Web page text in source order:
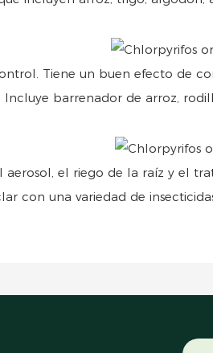
Tiene un buen efecto de
barrenador de arroz,
aerosol, el riego de la raíz y el
con una variedad de